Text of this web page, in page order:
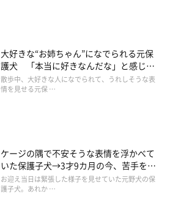
大好きな“お姉ちゃん”になでられる元保
護犬 「本当に好きなんだな」と感じる
表情にほっこり
散歩中、大好きな人になでられて、うれしそうな表
情を見せる元保 …
ケージの隅で不安そうな表情を浮かべて
いた保護子犬→3才9カ月の今、苦手を克
服し頼もしいコに成長！
お迎え当日は緊張した様子を見せていた元野犬の保
護子犬。あれか …